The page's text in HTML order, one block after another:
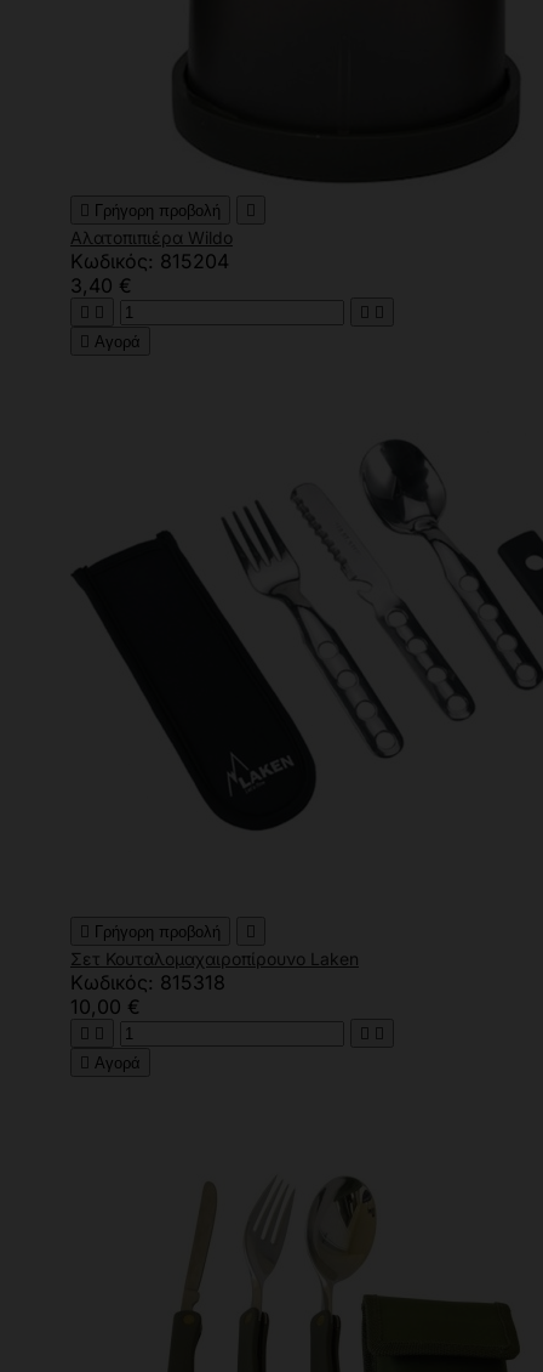
 Γρήγορη προβολή 
Αλατοπιπιέρα Wildo
Κωδικός: 815204
3,40 €
   
 Αγορά
 Γρήγορη προβολή 
Σετ Κουταλομαχαιροπίρουνο Laken
Κωδικός: 815318
10,00 €
   
 Αγορά